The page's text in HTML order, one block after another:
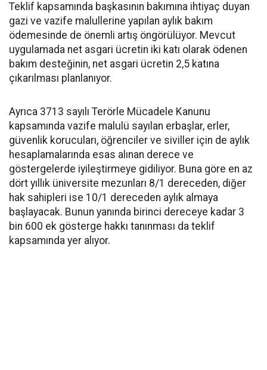
Teklif kapsamında başkasının bakımına ihtiyaç duyan
gazi ve vazife malullerine yapılan aylık bakım
ödemesinde de önemli artış öngörülüyor. Mevcut
uygulamada net asgari ücretin iki katı olarak ödenen
bakım desteğinin, net asgari ücretin 2,5 katına
çıkarılması planlanıyor.
Ayrıca 3713 sayılı Terörle Mücadele Kanunu
kapsamında vazife malulü sayılan erbaşlar, erler,
güvenlik korucuları, öğrenciler ve siviller için de aylık
hesaplamalarında esas alınan derece ve
göstergelerde iyileştirmeye gidiliyor. Buna göre en az
dört yıllık üniversite mezunları 8/1 dereceden, diğer
hak sahipleri ise 10/1 dereceden aylık almaya
başlayacak. Bunun yanında birinci dereceye kadar 3
bin 600 ek gösterge hakkı tanınması da teklif
kapsamında yer alıyor.